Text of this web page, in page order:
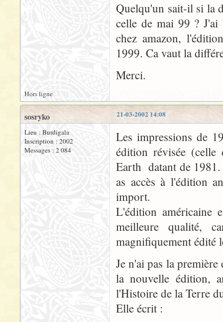
Quelqu'un sait-il si la
celle de mai 99 ? J'ai
chez amazon,
1999. Ca vaut la
Merci.
Hors ligne
21-03-2002 14:08
sosryko
Lieu : Burdigala
Inscription : 2002
Messages : 2 084
Les impressions de
édition révisée
Earth datant de 1981.
as accès à l'édition
import.
L'édition américaine
meilleure qualité,
magnifiquement édité
Je n'ai pas la
la nouvelle édition,
l'Histoire de la Terre
Elle écrit :